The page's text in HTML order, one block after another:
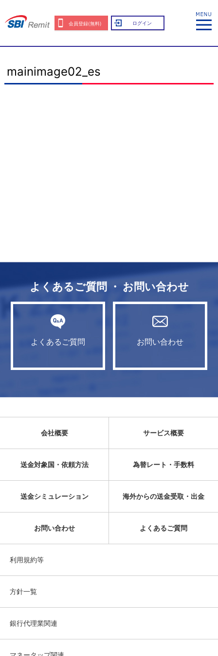
会員登録(無料) ログイン
mainimage02_es
よくあるご質問 ・ お問い合わせ
よくあるご質問 お問い合わせ
会社概要 サービス概要
送金対象国・依頼方法 為替レート・手数料
送金シミュレーション 海外からの送金受取・出金
お問い合わせ よくあるご質問
利用規約等
方針一覧
銀行代理業関連